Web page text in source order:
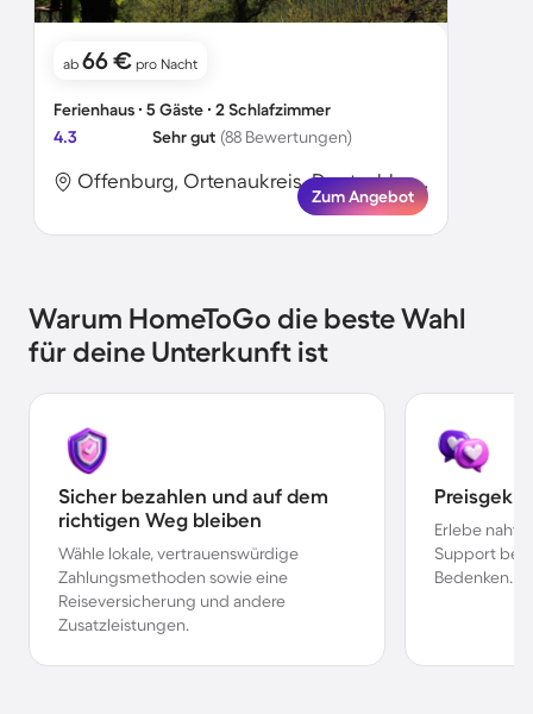
ab 66 € pro Nacht
Ferienhaus ∙ 5 Gäste ∙ 2 Schlafzimmer
4.3
Sehr gut (88 Bewertungen)
Offenburg, Ortenaukreis, Deutschland
Zum Angebot
Warum HomeToGo die beste Wahl
für deine Unterkunft ist
Sicher bezahlen und auf dem
richtigen Weg bleiben
Wähle lokale, vertrauenswürdige
Zahlungsmethoden sowie eine
Reiseversicherung und andere
Zusatzleistungen.
Erlebe
Support bei
Bedenken.